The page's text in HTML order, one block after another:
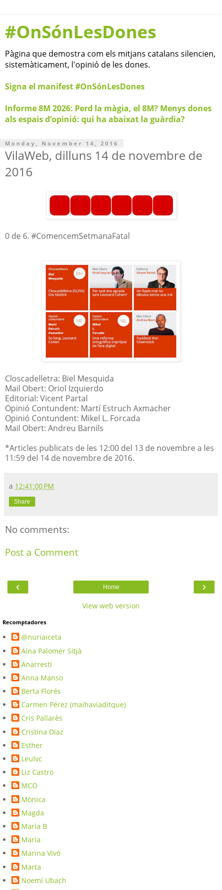
#OnSónLesDones
Pàgina que demostra com els mitjans catalans silencien,
sistemàticament, l'opinió de les dones.
Signa el manifest #OnSónLesDones
Informe 8M 2026: Perd la màgia, el 8M? Menys dones
als espais d’opinió: qui ha abaixat la guàrdia?
Monday, November 14, 2016
VilaWeb, dilluns 14 de novembre de
2016
0 de 6. #ComencemSetmanaFatal
Closcadelletra: Biel Mesquida
Mail Obert: Oriol Izquierdo
Editorial: Vicent Partal
Opinió Contundent: Martí Estruch Axmacher
Opinió Contundent: Mikel L. Forcada
Mail Obert: Andreu Barnils
*Articles publicats de les 12:00 del 13 de novembre a les
11:59 del 14 de novembre de 2016.
a 12:41:00 PM
Share
No comments:
Post a Comment
‹ ›
Home
View web version
Recomptadores
@nuriaiceta
Aina Palomer Sitjà
Anarresti
Anna Manso
Berta Florés
Carmen Pérez (maihaviaditque)
Cris Pallarès
Cristina Díaz
Esther
Leulvc
Liz Castro
MCO
Mònica
Magda
Maria B
Maria
Marina Vivó
Marta
Noemí Ubach